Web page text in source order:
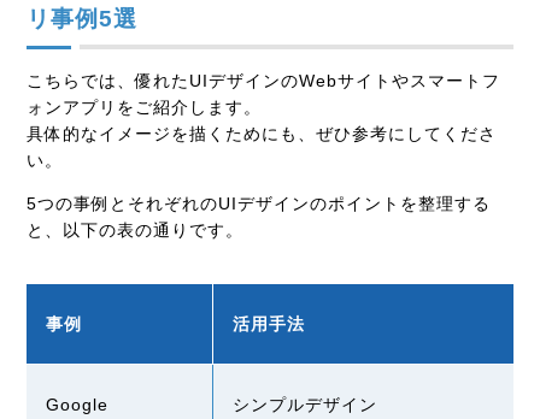
リ事例5選
こちらでは、優れたUIデザインのWebサイトやスマートフ
ォンアプリをご紹介します。
具体的なイメージを描くためにも、ぜひ参考にしてくださ
い。
5つの事例とそれぞれのUIデザインのポイントを整理する
と、以下の表の通りです。
事例 活用手法
Google シンプルデザイン